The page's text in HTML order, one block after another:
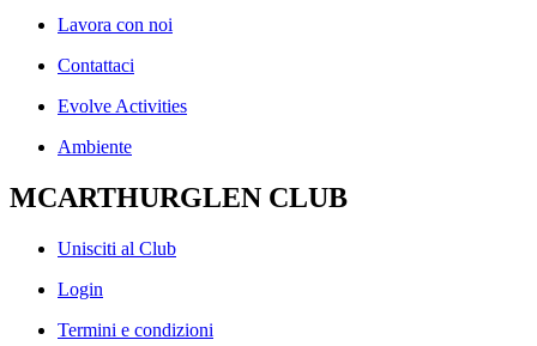
Lavora con noi
Contattaci
Evolve Activities
Ambiente
MCARTHURGLEN CLUB
Unisciti al Club
Login
Termini e condizioni